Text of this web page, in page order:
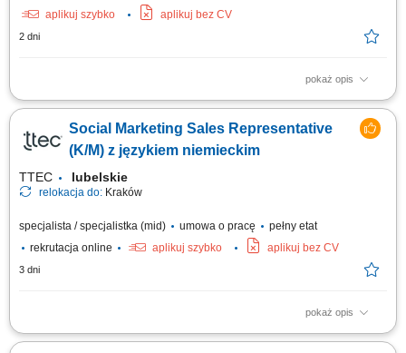
aplikuj szybko
aplikuj bez CV
2 dni
pokaż opis
Twój zakres obowiązków: Reprezentowanie firmy w kontaktach
Współpraca z dużymi i średnimi firmami produkcyjnymi oraz
producentami maszyn. Pozyskiwanie nowych klientów oraz kontakt z
Social Marketing Sales Representative
(K/M) z językiem niemieckim
TTEC lubelskie
relokacja do: Kraków
specjalista / specjalistka (mid) umowa o pracę
pełny etat
rekrutacja online
aplikuj szybko aplikuj bez CV
3 dni
pokaż opis
Opis stanowiska: Kontaktowanie się z klientami z przypisanego portfolio